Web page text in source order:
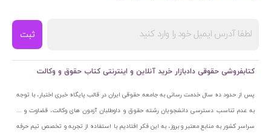
ثبت
کتابفروشی حقوقی دادبازار خرید آنلاین و اینترنتی کتاب حقوق و وکالت
پس از حدود ده سال خدمت رسانی به جامعه حقوقی ایران در قالب پایگاه خبری اختبار، با توجه
به عدم تناسب دسترسی دانشجویان رشته حقوق و داوطلبان آزمون های وکالت، قضاوت و ...
سراسر کشور به منابع معتبر و بروز، به این فکر افتادیم با استفاده از تجربه و تخصص تیم حرفه